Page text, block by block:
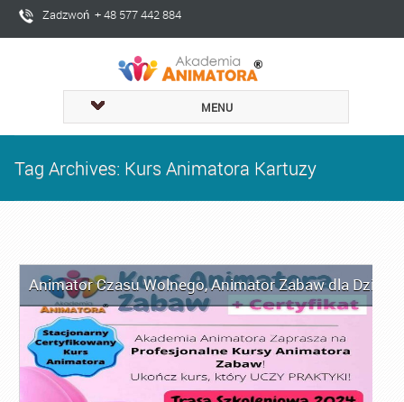
Zadzwoń + 48 577 442 884
MENU
Tag Archives: Kurs Animatora Kartuzy
Animator Czasu Wolnego,Animator Zabaw dla Dzieci